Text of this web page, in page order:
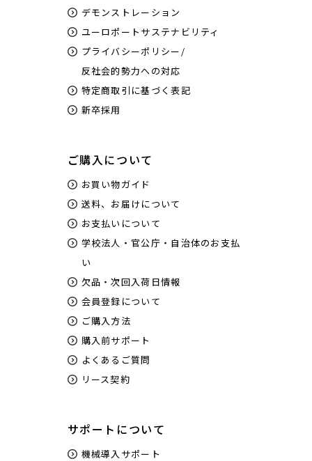
デモンストレーション
ユーロポートサステナビリティ
プライバシーポリシー/
反社会的勢力への対応
特定商取引に基づく表記
新卒採用
ご購入について
お買い物ガイド
送料、お届けについて
お支払いについて
学校法人・官公庁・自治体のお支払
い
欠品・次回入荷日情報
会員登録について
ご購入方法
購入前サポート
よくあるご質問
リース契約
サポートについて
機械導入サポート